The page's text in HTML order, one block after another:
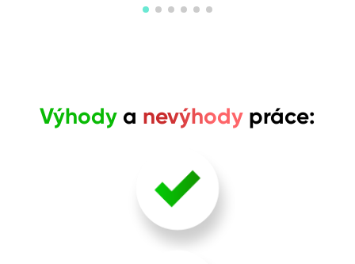
Výhody a nevýhody práce: